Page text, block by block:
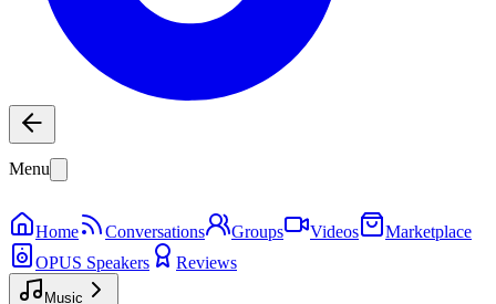
Menu
Home Conversations Groups Videos
Marketplace
OPUS Speakers
Reviews
Music